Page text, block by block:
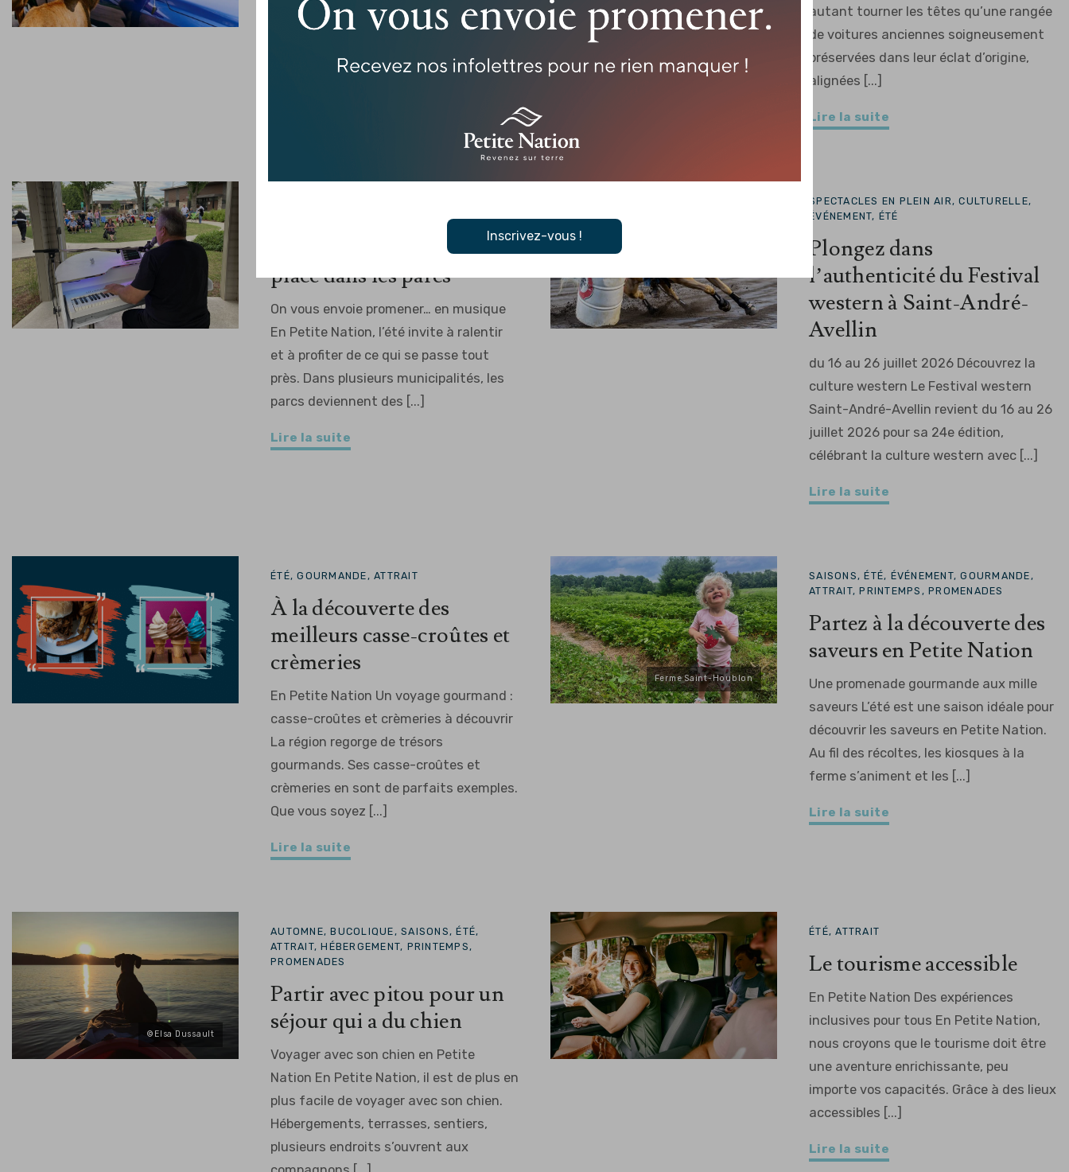
Inscrivez-vous !
en famille prennent vite une autre
dimension. Les journées se remplissent
naturellement, entre activités,
autant tourner les têtes qu’une rangée
de voitures anciennes soigneusement
préservées dans leur éclat d’origine,
alignées [...]
Lire la suite
Cet été, la musique prend
place dans les parcs
On vous envoie promener… en musique
En Petite Nation, l’été invite à ralentir
et à profiter de ce qui se passe tout
près. Dans plusieurs municipalités, les
parcs deviennent des [...]
Lire la suite
SPECTACLES EN PLEIN AIR, CULTURELLE,
ÉVÉNEMENT, ÉTÉ
Plongez dans
l’authenticité du Festival
western à Saint-André-
Avellin
du 16 au 26 juillet 2026 Découvrez la
culture western Le Festival western
Saint-André-Avellin revient du 16 au 26
juillet 2026 pour sa 24e édition,
célébrant la culture western avec [...]
Lire la suite
ÉTÉ, GOURMANDE, ATTRAIT
À la découverte des
meilleurs casse-croûtes et
crèmeries
En Petite Nation Un voyage gourmand :
casse-croûtes et crèmeries à découvrir
La région regorge de trésors
gourmands. Ses casse-croûtes et
crèmeries en sont de parfaits exemples.
Que vous soyez [...]
Lire la suite
Ferme Saint-Houblon
SAISONS, ÉTÉ, ÉVÉNEMENT, GOURMANDE,
ATTRAIT, PRINTEMPS, PROMENADES
Partez à la découverte des
saveurs en Petite Nation
Une promenade gourmande aux mille
saveurs L’été est une saison idéale pour
découvrir les saveurs en Petite Nation.
Au fil des récoltes, les kiosques à la
ferme s’animent et les [...]
Lire la suite
©Elsa Dussault
AUTOMNE, BUCOLIQUE, SAISONS, ÉTÉ,
ATTRAIT, HÉBERGEMENT, PRINTEMPS,
PROMENADES
Partir avec pitou pour un
séjour qui a du chien
Voyager avec son chien en Petite
Nation En Petite Nation, il est de plus en
plus facile de voyager avec son chien.
Hébergements, terrasses, sentiers,
plusieurs endroits s’ouvrent aux
ÉTÉ, ATTRAIT
Le tourisme accessible
En Petite Nation Des expériences
inclusives pour tous En Petite Nation,
nous croyons que le tourisme doit être
une aventure enrichissante, peu
importe vos capacités. Grâce à des lieux
accessibles [...]
Lire la suite